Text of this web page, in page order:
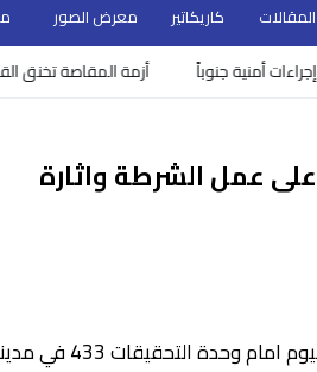
كاريكاتير معرض الصور
جنوباً أزمة المقاصة تخنق
عمل الشرطة واثارة
مثلت عضوالكنيست من حزب التجمع الديموقراطي حنين